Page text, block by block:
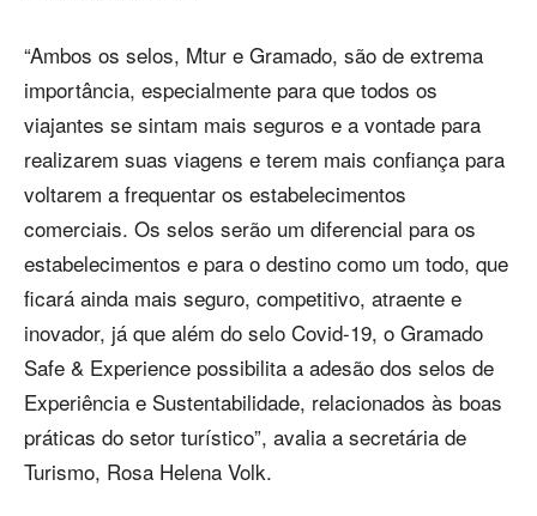
“Ambos os selos, Mtur e Gramado, são de extrema
importância, especialmente para que todos os
viajantes se sintam mais seguros e a vontade para
realizarem suas viagens e terem mais confiança para
voltarem a frequentar os estabelecimentos
comerciais. Os selos serão um diferencial para os
estabelecimentos e para o destino como um todo, que
ficará ainda mais seguro, competitivo, atraente e
inovador, já que além do selo Covid-19, o Gramado
Safe & Experience possibilita a adesão dos selos de
Experiência e Sustentabilidade, relacionados às boas
práticas do setor turístico”, avalia a secretária de
Turismo, Rosa Helena Volk.